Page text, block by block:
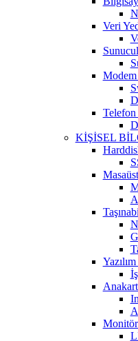
Veri
Telefon
KİŞİSEL